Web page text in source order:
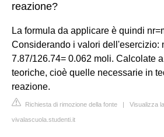
reazione?
La formula da applicare è quindi
Considerando i valori dell'esercizio:
7.87/126.74= 0.062 moli. Calcolate
teoriche, cioè quelle necessarie in
reazione.
Richiesta di rimozione della fonte Visualizza
vivalascuola.studenti.it